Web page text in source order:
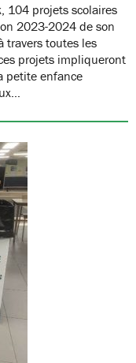
104 projets scolaires
2023-2024 de son
travers toutes les
projets impliqueront
petite enfance